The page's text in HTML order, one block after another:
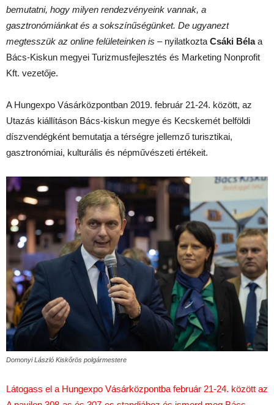
bemutatni, hogy milyen rendezvényeink vannak, a
gasztronómiánkat és a sokszínűségünket. De ugyanezt
megtesszük az online felületeinken is – nyilatkozta Csáki Bélaa
Bács-Kiskun megyei Turizmusfejlesztés és Marketing Nonprofit
Kft. vezetője.
A Hungexpo Vásárközpontban 2019. február 21-24. között, az
Utazás kiállításon Bács-kiskun megye és Kecskemét belföldi
díszvendégként bemutatja a térségre jellemző turisztikai,
gasztronómiai, kulturális és népművészeti értékeit.
Domonyi László Kiskőrös polgármestere
Látogass el a Hungexpo Vásárközpontba február 21-24. között az